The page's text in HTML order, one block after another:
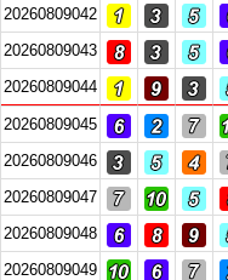
20260809042
20260809043
20260809044
20260809045
20260809046
20260809047
20260809048
20260809049